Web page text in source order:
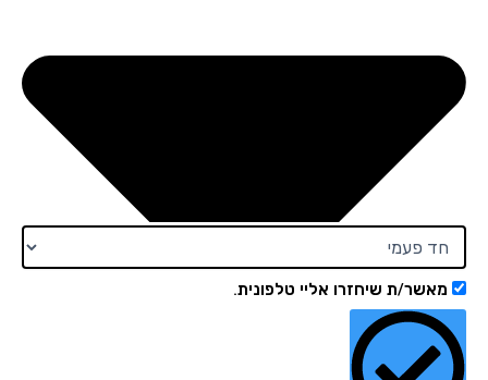
מאשר/ת שיחזרו אליי טלפונית.